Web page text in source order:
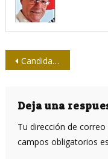
Navegación
entradas
Candidato vacunal cubano Abdala próximo a concluir su primera fase de ensayo clínico
Deja una
Tu dirección de
campos obligatorios